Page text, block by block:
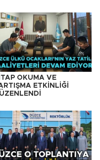
OKUMA VE
ETKİNLİĞİ